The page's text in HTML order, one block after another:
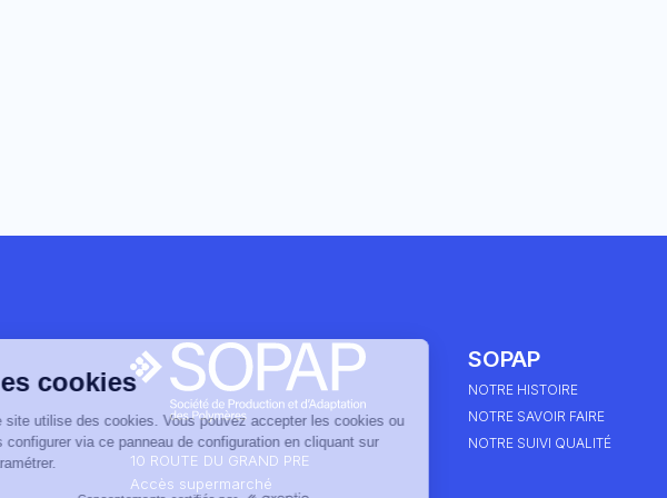
Les cookies
Ce site utilise des cookies. Vous pouvez accepter les cookies ou
les configurer via ce panneau de configuration en cliquant sur
paramétrer.
10 ROUTE DU GRAND PRE
Accès supermarché
SOPAP
NOTRE HISTOIRE
NOTRE SAVOIR FAIRE
NOTRE SUIVI QUALITÉ